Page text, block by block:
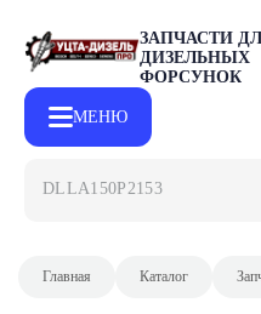
ЗАПЧАСТИ
ДИЗЕЛЬНЫХ
ФОРСУНОК
МЕНЮ
DLLA150P215
Главная Каталог